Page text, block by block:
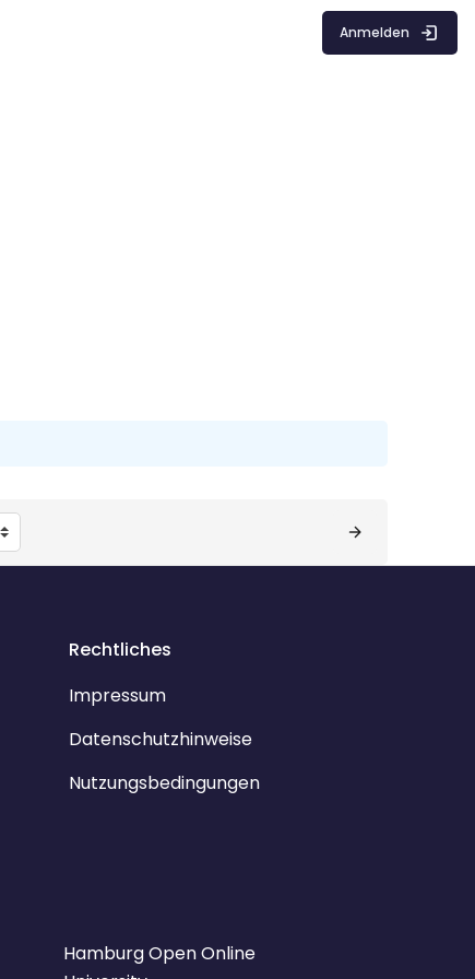
Anmelden
Rechtliches
Impressum
Datenschutzhinweise
Nutzungsbedingungen
Hamburg Open Online